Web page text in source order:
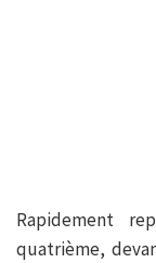
Rapidement
quatrième,